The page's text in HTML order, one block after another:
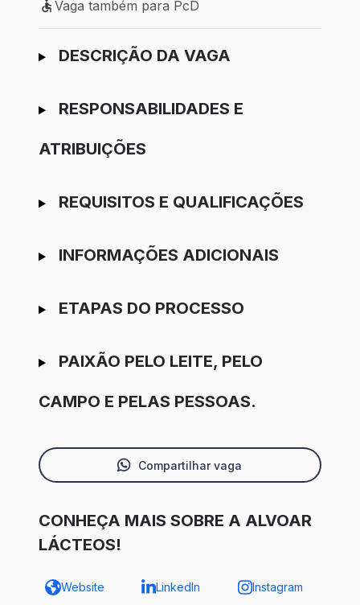
Vaga também para PcD
Vaga também para PcD
Ir para candidatura
DESCRIÇÃO DA VAGA
RESPONSABILIDADES E
ATRIBUIÇÕES
REQUISITOS E QUALIFICAÇÕES
INFORMAÇÕES ADICIONAIS
ETAPAS DO PROCESSO
PAIXÃO PELO LEITE, PELO
CAMPO E PELAS PESSOAS.
Compartilhar vaga
CONHEÇA MAIS SOBRE A ALVOAR
LÁCTEOS!
Website LinkedIn Instagram